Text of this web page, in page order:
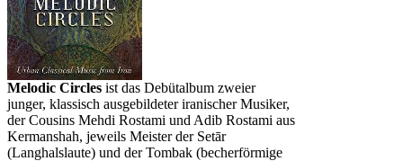
Melodic Circles ist das Debütalbum zweier
junger, klassisch ausgebildeter iranischer Musiker,
der Cousins ​​Mehdi Rostami und Adib Rostami aus
Kermanshah, jeweils Meister der Setār
(Langhalslaute) und der Tombak (becherförmige